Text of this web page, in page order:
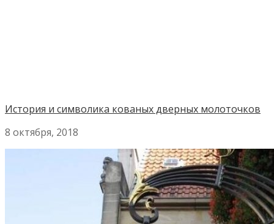
История и символика кованых дверных молоточков
8 октября, 2018